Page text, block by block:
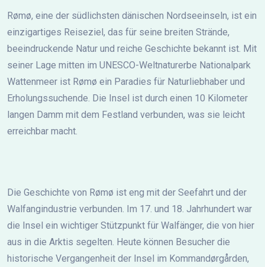
Rømø, eine der südlichsten dänischen Nordseeinseln, ist ein
einzigartiges Reiseziel, das für seine breiten Strände,
beeindruckende Natur und reiche Geschichte bekannt ist. Mit
seiner Lage mitten im UNESCO-Weltnaturerbe Nationalpark
Wattenmeer ist Rømø ein Paradies für Naturliebhaber und
Erholungssuchende. Die Insel ist durch einen 10 Kilometer
langen Damm mit dem Festland verbunden, was sie leicht
erreichbar macht.
Die Geschichte von Rømø ist eng mit der Seefahrt und der
Walfangindustrie verbunden. Im 17. und 18. Jahrhundert war
die Insel ein wichtiger Stützpunkt für Walfänger, die von hier
aus in die Arktis segelten. Heute können Besucher die
historische Vergangenheit der Insel im Kommandørgården,